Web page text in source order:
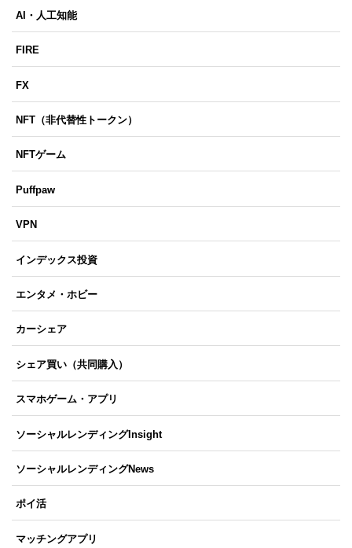
AI・人工知能
FIRE
FX
NFT（非代替性トークン）
NFTゲーム
Puffpaw
VPN
インデックス投資
エンタメ・ホビー
カーシェア
シェア買い（共同購入）
スマホゲーム・アプリ
ソーシャルレンディングInsight
ソーシャルレンディングNews
ポイ活
マッチングアプリ